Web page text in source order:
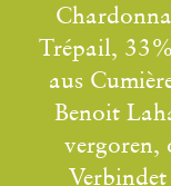
Trépail,
aus
Benoit
vergoren,